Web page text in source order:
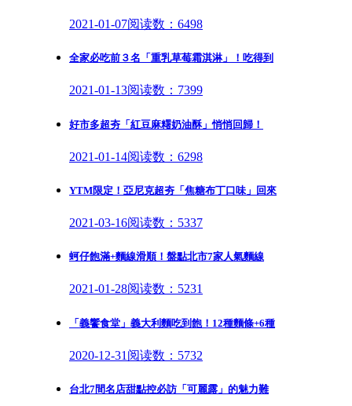
2021-01-07阅读数：6498
全家必吃前３名「重乳草莓霜淇淋」！吃得到
2021-01-13阅读数：7399
好市多超夯「紅豆麻糬奶油酥」悄悄回歸！
2021-01-14阅读数：6298
YTM限定！亞尼克超夯「焦糖布丁口味」回來
2021-03-16阅读数：5337
蚵仔飽滿+麵線滑順！盤點北市7家人氣麵線
2021-01-28阅读数：5231
「義饗食堂」義大利麵吃到飽！12種麵條+6種
2020-12-31 阅读数：5732
台北7間名店甜點控必訪「可麗露」的魅力難